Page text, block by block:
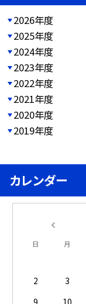
2026年度
2025年度
2024年度
2023年度
2022年度
2021年度
2020年度
2019年度
カレンダー
日 月
2
3